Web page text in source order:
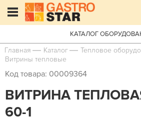
КАТАЛОГ
Главная Каталог
Тепловое
Витрины тепловые
Код товара: 00009364
ВИТРИНА
60-1